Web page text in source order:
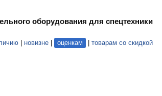
оборудования для спецтехники
новизне оценкам товарам со скидкой